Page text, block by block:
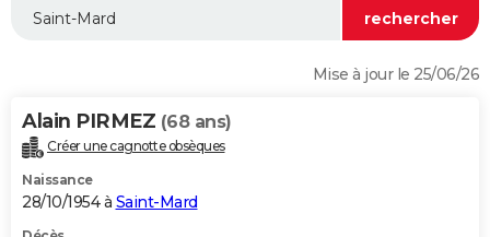
WEEK-END
Alimentation
Guide de la santé
Maladies
Médicaments
Sommeil
VOYAGE
Destinations
City break
Voyage nature
Voyage de noces
Forum
Climat
+PHOTO
Mise à jour le 25/06/26
Alain PIRMEZ (68 ans)
Créer une cagnotte obsèques
Naissance
28/10/1954 à Saint-Mard